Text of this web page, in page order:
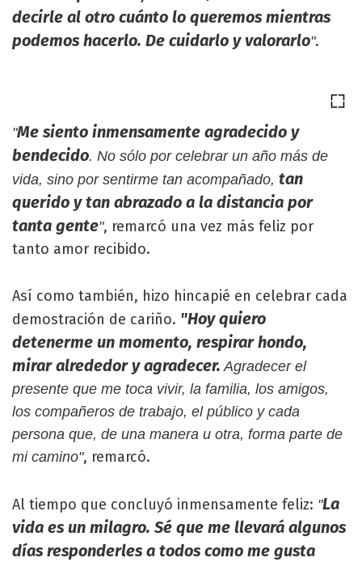
decirle al otro cuánto lo queremos mientras
podemos hacerlo. De cuidarlo y valorarlo".
"Me siento inmensamente agradecido y
bendecido. No sólo por celebrar un año más de
vida, sino por sentirme tan acompañado, tan
querido y tan abrazado a la distancia por
tanta gente", remarcó una vez más feliz por
tanto amor recibido.
Así como también, hizo hincapié en celebrar cada
demostración de cariño. "Hoy quiero
detenerme un momento, respirar hondo,
mirar alrededor y agradecer. Agradecer el
presente que me toca vivir, la familia, los amigos,
los compañeros de trabajo, el público y cada
persona que, de una manera u otra, forma parte de
mi camino", remarcó.
Al tiempo que concluyó inmensamente feliz: "La
vida es un milagro. Sé que me llevará algunos
días responderles a todos como me gusta